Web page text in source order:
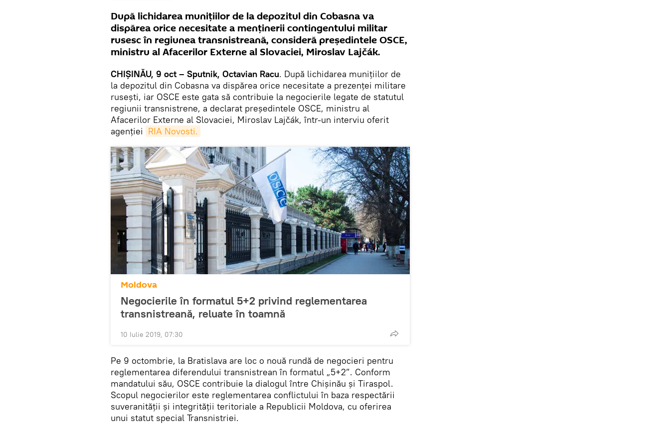
După lichidarea munițiilor de la depozitul din Cobasna va
dispărea orice necesitate a menținerii contingentului militar
rusesc în regiunea transnistreană, consideră președintele OSCE,
ministru al Afacerilor Externe al Slovaciei, Miroslav Lajčák.
CHIȘINĂU, 9 oct – Sputnik, Octavian Racu. După lichidarea munițiilor de
la depozitul din Cobasna va dispărea orice necesitate a prezenței militare
rusești, iar OSCE este gata să contribuie la negocierile legate de statutul
regiunii transnistrene, a declarat președintele OSCE, ministru al
Afacerilor Externe al Slovaciei, Miroslav Lajčák, într-un interviu oferit
agenției RIA Novosti.
Moldova
Negocierile în formatul 5+2 privind reglementarea
transnistreană, reluate în toamnă
10 Iulie 2019, 07:30
Pe 9 octombrie, la Bratislava are loc o nouă rundă de negocieri pentru
reglementarea diferendului transnistrean în formatul „5+2”. Conform
mandatului său, OSCE contribuie la dialogul între Chișinău și Tiraspol.
Scopul negocierilor este reglementarea conflictului în baza respectării
suveranității și integrității teritoriale a Republicii Moldova, cu oferirea
unui statut special Transnistriei.